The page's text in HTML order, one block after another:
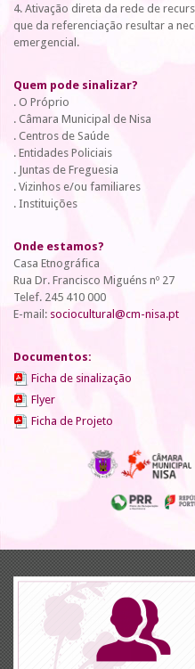
4. Ativação direta da rede de
que da referenciação resultar a
emergencial.
Quem pode sinalizar?
. O Próprio
. Câmara Municipal de Nisa
. Centros de Saúde
. Entidades Policiais
. Juntas de Freguesia
. Vizinhos e/ou familiares
. Instituições
Onde estamos?
Casa Etnográfica
Rua Dr. Francisco Miguéns nº 27
Telef. 245 410 000
E-mail: sociocultural@cm-nisa.pt
Documentos:
Ficha de sinalização
Flyer
Ficha de Projeto